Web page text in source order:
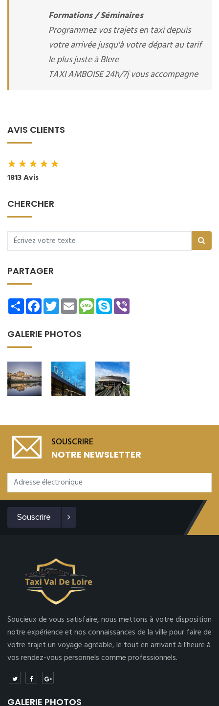
Formations / Séminaires
Programmez vos trajets en taxi depuis
votre arrivée jusqu'à votre départ au tarif
le plus juste à Blere
TAXI AMBOISE 24h/7j vous accompagne
AVIS CLIENTS
★★★★★
1813 Avis
CHERCHER
PARTAGER
ShareFacebookTwitterEmailMessage
Skype
GALERIE PHOTOS
SOUSCRIRE
NOTRE NEWSLETTER
Souscrire
Soucieux de vous satisfaire, nous mettons à votre disposition
notre expérience et nos connaissances de la ville pour faire de
votre trajet un voyage agréable, le tout en arrivant à l’heure à
vos rendez-vous personnels comme professionnels.
GALERIE PHOTOS